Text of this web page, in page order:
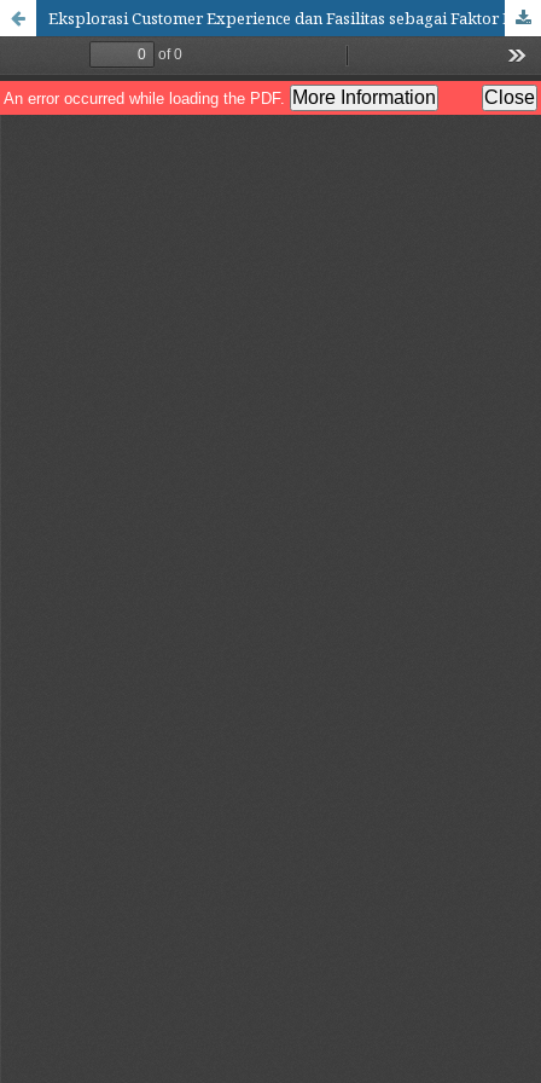
Eksplorasi Customer Experience dan Fasilitas sebagai Faktor Penentu Minat Berkunjung Kembali Di Desa Wisata